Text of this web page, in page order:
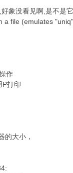
象没看见啊,是不是
a file (emulates
作
P打印
的大小，